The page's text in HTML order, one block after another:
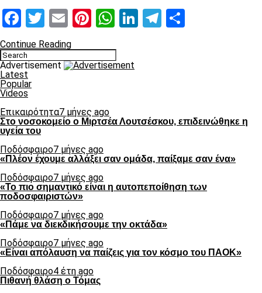
Facebook
Twitter
EmailPinterest
WhatsApp
LinkedIn
Telegram
Continue Reading
Advertisement
Latest
Popular
Videos
Επικαιρότητα7 μήνες ago
Στο νοσοκομείο ο Μιρτσέα Λουτσέσκου, επιδεινώθηκε η
υγεία του
Ποδόσφαιρο7 μήνες ago
«Πλέον έχουμε αλλάξει σαν ομάδα, παίξαμε σαν ένα»
Ποδόσφαιρο7 μήνες ago
«Το πιο σημαντικό είναι η αυτοπεποίθηση των
ποδοσφαιριστών»
Ποδόσφαιρο7 μήνες ago
«Πάμε να διεκδικήσουμε την οκτάδα»
Ποδόσφαιρο7 μήνες ago
«Είναι απόλαυση να παίζεις για τον κόσμο του ΠΑΟΚ»
Ποδόσφαιρο4 έτη ago
Πιθανή θλάση ο Τόμας